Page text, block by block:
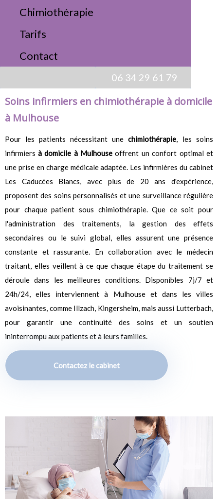
Chimiothérapie
Tarifs
Contact
06 34 29 61 79
Contactez-nous
Chimiothérapie
Soins infirmiers en chimiothérapie à domicile
à Mulhouse
Pour les patients nécessitant une chimiothérapie, les soins
infirmiers à domicile à Mulhouse offrent un confort optimal et
une prise en charge médicale adaptée. Les infirmières du cabinet
Les Caducées Blancs, avec plus de 20 ans d'expérience,
proposent des soins personnalisés et une surveillance régulière
pour chaque patient sous chimiothérapie. Que ce soit pour
l'administration des traitements, la gestion des effets
secondaires ou le suivi global, elles assurent une présence
constante et rassurante. En collaboration avec le médecin
traitant, elles veillent à ce que chaque étape du traitement se
déroule dans les meilleures conditions. Disponibles 7j/7 et
24h/24, elles interviennent à Mulhouse et dans les villes
avoisinantes, comme Illzach, Kingersheim, mais aussi Lutterbach,
pour garantir une continuité des soins et un soutien
ininterrompu aux patients et à leurs familles.
Contactez le cabinet